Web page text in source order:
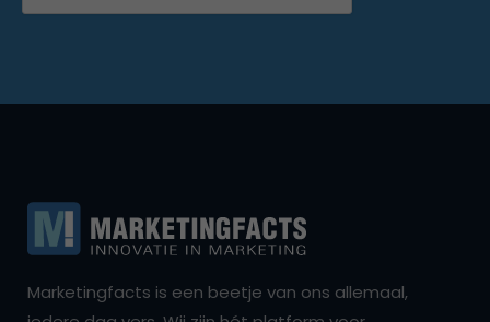
Marketingfacts is een beetje van ons allemaal,